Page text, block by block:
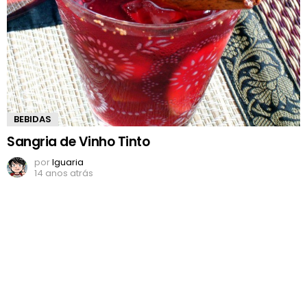
BEBIDAS
Sangria de Vinho Tinto
porIguaria
14 anos atrás